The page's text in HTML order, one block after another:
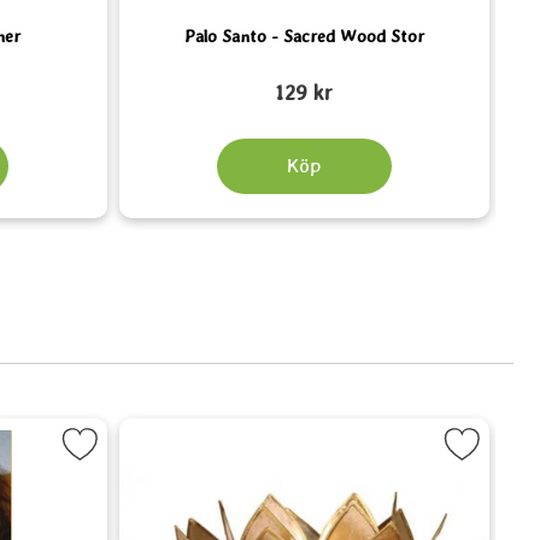
Palo Santo - Sacred Wood Stor
129 kr
Köp
om pendeln som favoritMarkera Lotusblomma för